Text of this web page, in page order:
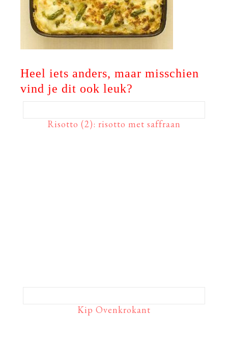
Heel iets anders, maar misschien
vind je dit ook leuk?
Risotto (2): risotto met saffraan
Kip Ovenkrokant